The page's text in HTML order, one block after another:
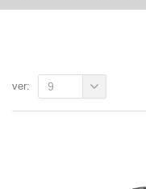
ver: 9